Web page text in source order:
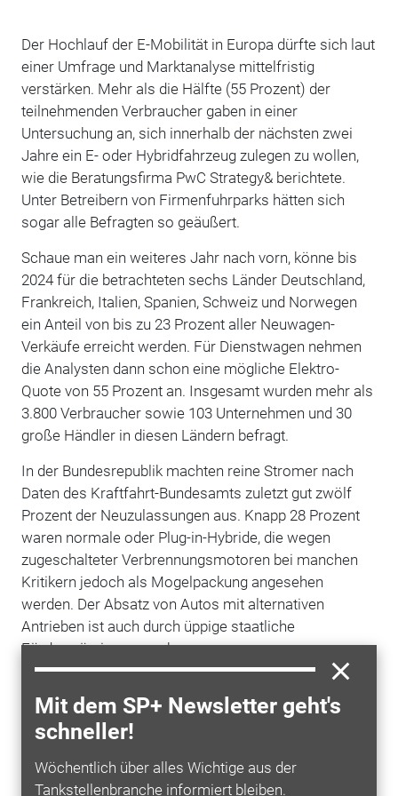
Mit dem SP+ Newsletter geht's
schneller!
Wöchentlich über alles Wichtige aus der
Tankstellenbranche informiert bleiben.
Der Hochlauf der E-Mobilität in Europa dürfte sich laut
einer Umfrage und Marktanalyse mittelfristig
verstärken. Mehr als die Hälfte (55 Prozent) der
teilnehmenden Verbraucher gaben in einer
Untersuchung an, sich innerhalb der nächsten zwei
Jahre ein E- oder Hybridfahrzeug zulegen zu wollen,
wie die Beratungsfirma PwC Strategy& berichtete.
Unter Betreibern von Firmenfuhrparks hätten sich
sogar alle Befragten so geäußert.
Schaue man ein weiteres Jahr nach vorn, könne bis
2024 für die betrachteten sechs Länder Deutschland,
Frankreich, Italien, Spanien, Schweiz und Norwegen
ein Anteil von bis zu 23 Prozent aller Neuwagen-
Verkäufe erreicht werden. Für Dienstwagen nehmen
die Analysten dann schon eine mögliche Elektro-
Quote von 55 Prozent an. Insgesamt wurden mehr als
3.800 Verbraucher sowie 103 Unternehmen und 30
große Händler in diesen Ländern befragt.
In der Bundesrepublik machten reine Stromer nach
Daten des Kraftfahrt-Bundesamts zuletzt gut zwölf
Prozent der Neuzulassungen aus. Knapp 28 Prozent
waren normale oder Plug-in-Hybride, die wegen
zugeschalteter Verbrennungsmotoren bei manchen
Kritikern jedoch als Mogelpackung angesehen
werden. Der Absatz von Autos mit alternativen
Antrieben ist auch durch üppige staatliche
Förderprämien gewachsen.
Hybridfahrzeugen oft noch aus höheren
Einkommensgruppen stammten, hätten etliche der
Verfügung, so die Autoren in der Zusammenfassung.